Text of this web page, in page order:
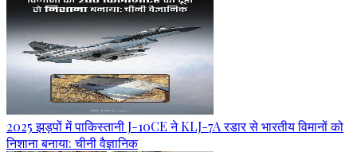
2025 झड़पों में पाकिस्तानी J-10CE ने KLJ-7A रडार से भारतीय विमानों को
निशाना बनाया: चीनी वैज्ञानिक